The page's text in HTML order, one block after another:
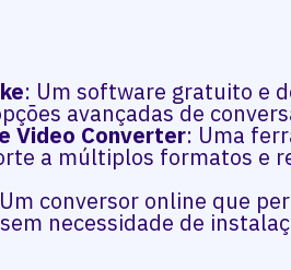
: Um software gratuito e
avançadas de
Video Converter: Uma
a múltiplos formatos e
conversor online que
necessidade de